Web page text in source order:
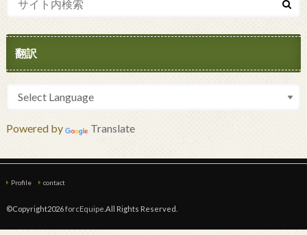
翻訳
Powered by Translate
Profile contact
©Copyright2026forcEquipe .All Rights Reserved.